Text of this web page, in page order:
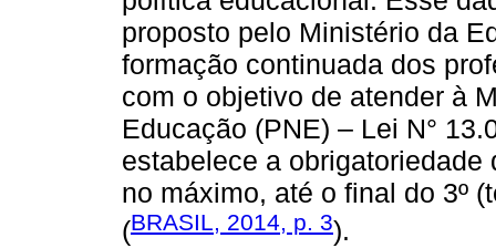
proposto pelo Ministério da
formação continuada dos
com o objetivo de atender à
Educação (PNE) – Lei N°
estabelece a obrigatoriedade
no máximo, até o final do 3º
(BRASIL, 2014, p. 3).